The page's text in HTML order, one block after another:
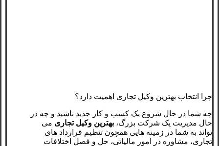
چرا انتخاب بهترین وکیل تجاری اهمیت دارد؟
چه شما در حال شروع یک کسب‌ و کار جدید باشید و چه در
حال مدیریت یک شرکت بزرگ، بهترین وکیل تجاری می
‌تواند به شما در زمینه‌ هایی همچون تنظیم قرارداد های
تجاری، مشاوره در امور مالیاتی، حل و فصل اختلافات